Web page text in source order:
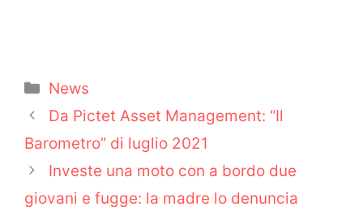
Categorie
News
Da Pictet Asset Management: “Il
Barometro” di luglio 2021
Investe una moto con a bordo due
giovani e fugge: la madre lo denuncia